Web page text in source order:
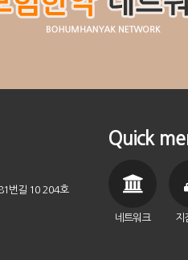
번길 10 204호
Quick
네트워크 지